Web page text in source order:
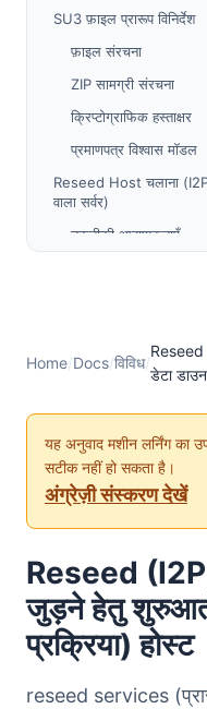
SU3 फ़ाइल प्रारूप विनिर्देश
फ़ाइल संरचना
ZIP सामग्री संरचना
क्रिप्टोग्राफिक हस्ताक्षर
प्रमाणपत्र विश्वास मॉडल
Reseed Host चलाना
वाला सर्वर)
तकनीकी आवश्यकताएँ
पंजीकरण और समन्वय
करने की प्रक्रिया) विधियाँ
फ़ाइल-आधारित reseed
सेंसरशिप-प्रतिरोधी
कार्यान्वयनकर्ताओं के लिए
Reseed (I2P नेटवर्क
RouterInfo फ़ाइल प्रारूप
नेटवर्क विविधता
Home/Docs/विविध/
Reseed
डेटा
यह अनुवाद मशीन लर्निंग का
सटीक नहीं हो सकता है।
अंग्रेज़ी संस्करण देखें
Reseed (I2P
जुड़ने हेतु
प्रक्रिया) होस्ट
reseed services